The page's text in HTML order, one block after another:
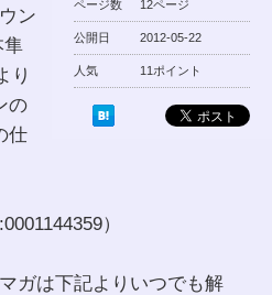
ページ数 12ページ
公開日 2012-05-22
人気 11ポイント
ン
隼
り
の
仕
）
ガは下記よりいつでも解